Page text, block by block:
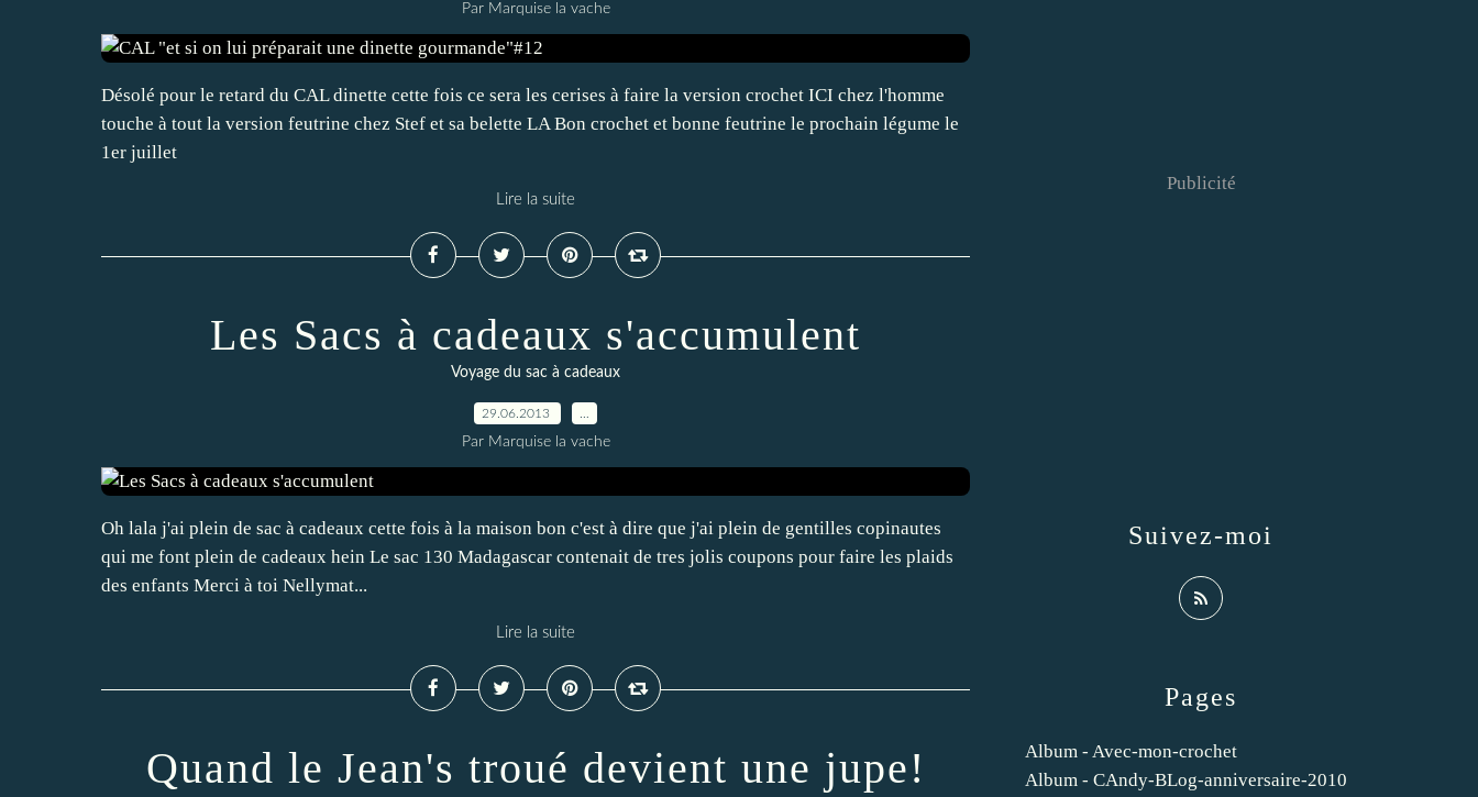
Par Marquise la vache
Désolé pour le retard du CAL dinette cette fois ce sera les cerises à faire la version crochet ICI chez l'homme
touche à tout la version feutrine chez Stef et sa belette LA Bon crochet et bonne feutrine le prochain légume le
1er juillet
Lire la suite
Les Sacs à cadeaux s'accumulent
Voyage du sac à cadeaux
29.06.2013
Par Marquise la vache
Oh lala j'ai plein de sac à cadeaux cette fois à la maison bon c'est à dire que j'ai plein de gentilles copinautes
qui me font plein de cadeaux hein Le sac 130 Madagascar contenait de tres jolis coupons pour faire les plaids
des enfants Merci à toi Nellymat...
Lire la suite
Quand le Jean's troué devient une jupe!
Pages
Album - Avec-mon-crochet
Album - CAndy-BLog-anniversaire-2010
Suivez-moi
Publicité